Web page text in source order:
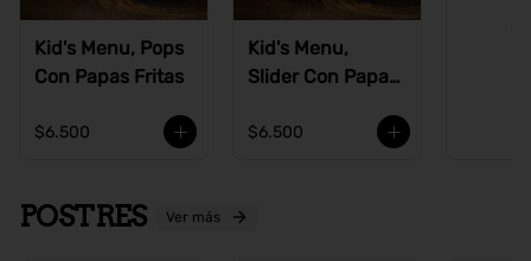
Kid's Menu, Pops
Con Papas Fritas
$6.500
Kid's Menu,
Slider Con Papas
$6.500
POSTRES Ver más